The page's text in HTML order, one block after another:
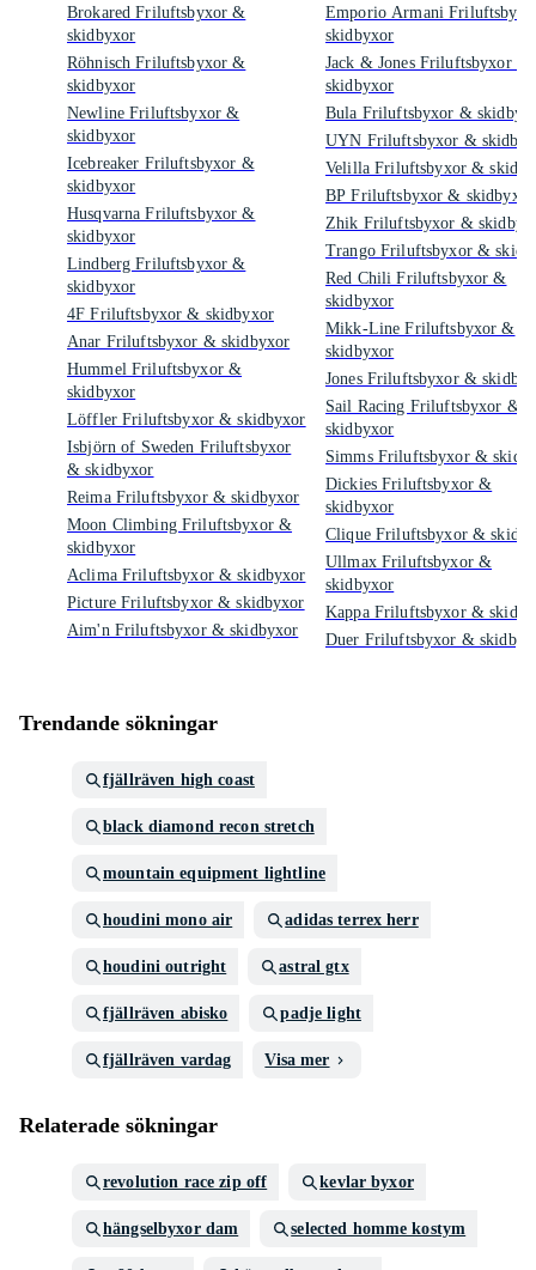
Brokared Friluftsbyxor &
skidbyxor
Röhnisch Friluftsbyxor &
skidbyxor
Newline Friluftsbyxor &
skidbyxor
Icebreaker Friluftsbyxor &
skidbyxor
Husqvarna Friluftsbyxor &
skidbyxor
Lindberg Friluftsbyxor &
skidbyxor
4F Friluftsbyxor & skidbyxor
Anar Friluftsbyxor & skidbyxor
Hummel Friluftsbyxor &
skidbyxor
Löffler Friluftsbyxor & skidbyxor
Isbjörn of Sweden Friluftsbyxor
& skidbyxor
Reima Friluftsbyxor & skidbyxor
Moon Climbing Friluftsbyxor &
skidbyxor
Aclima Friluftsbyxor & skidbyxor
Picture Friluftsbyxor & skidbyxor
Aim'n Friluftsbyxor & skidbyxor
Emporio Armani
skidbyxor
Jack & Jones Friluftsbyxor &
skidbyxor
Bula Friluftsbyxor &
UYN Friluftsbyxor &
Velilla Friluftsbyxor &
BP Friluftsbyxor & skidbyxor
Zhik Friluftsbyxor &
Trango Friluftsbyxor &
Red Chili Friluftsbyxor &
skidbyxor
Mikk-Line Friluftsbyxor &
skidbyxor
Jones Friluftsbyxor &
Sail Racing Friluftsbyxor &
skidbyxor
Simms Friluftsbyxor &
Dickies Friluftsbyxor &
skidbyxor
Clique Friluftsbyxor &
Ullmax Friluftsbyxor &
skidbyxor
Kappa Friluftsbyxor &
Duer Friluftsbyxor &
Trendande sökningar
fjällräven high coast
black diamond recon stretch
mountain equipment lightline
houdini mono air adidas terrex herr
houdini outright astral gtx
fjällräven abisko padje light
fjällräven vardag Visa mer
Relaterade sökningar
revolution race zip off kevlar byxor
hängselbyxor dam selected homme kostym